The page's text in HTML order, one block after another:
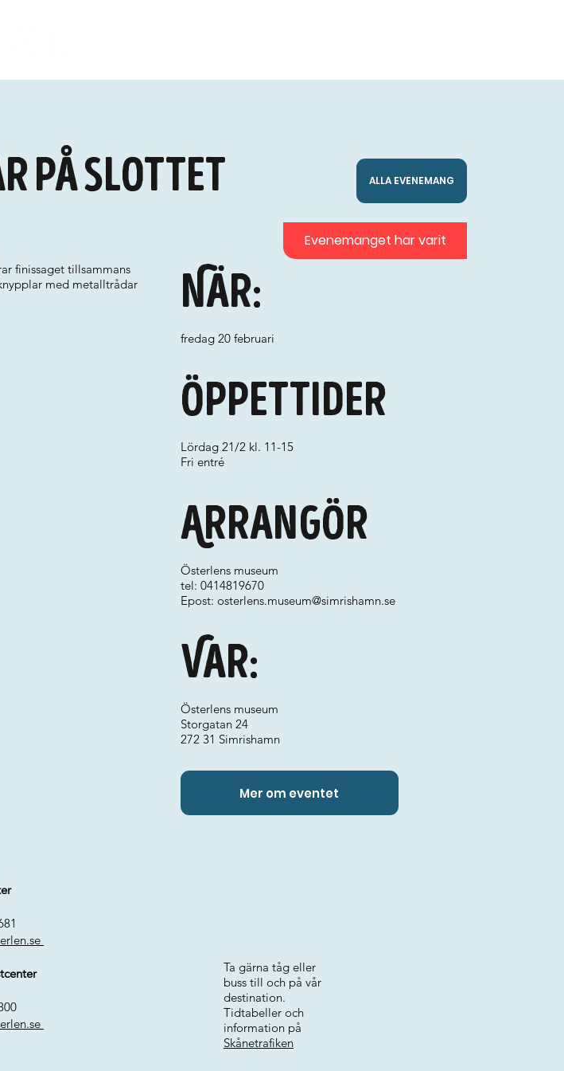
på slottet ALLA EVENEMANG
finissaget tillsammans
med metalltrådar
När:
fredag 20 februari
Var:
Arrangör
Österlens museum
tel: 0414819670
Epost: osterlens.museum@simrishamn.se
Österlens museum
Storgatan 24
272 31 Simrishamn
Öppettider
Lördag 21/2 kl. 11-15
Fri entré
Mer om eventet
Evenemanget har varit
Ta gärna tåg eller
buss till och på vår
destination.
Tidtabeller och
information på
Skånetrafiken